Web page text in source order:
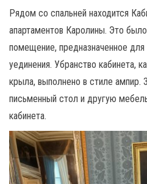
Рядом со спальней находится
апартаментов Каролины. Это
помещение, предназначенное для
уединения. Убранство кабинета,
крыла, выполнено в стиле ампир.
письменный стол и другую
кабинета.